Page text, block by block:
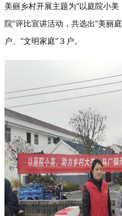
美丽乡村开展主题为“以庭院小美
院”评比宣讲活动，共选出“美丽
户、“文明家庭”３户。